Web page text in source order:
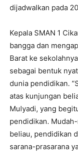
dijadwalkan pada
Kepala SMAN 1
bangga dan
Barat ke
sebagai bentuk
dunia pendidikan.
atas kunjungan
Mulyadi, yang
pendidikan.
beliau, pendidikan
sarana-prasarana